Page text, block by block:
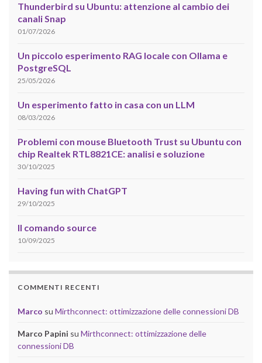
Thunderbird su Ubuntu: attenzione al cambio dei
canali Snap
01/07/2026
Un piccolo esperimento RAG locale con Ollama e
PostgreSQL
25/05/2026
Un esperimento fatto in casa con un LLM
08/03/2026
Problemi con mouse Bluetooth Trust su Ubuntu con
chip Realtek RTL8821CE: analisi e soluzione
30/10/2025
Having fun with ChatGPT
29/10/2025
Il comando source
10/09/2025
COMMENTI RECENTI
Marco su Mirthconnect: ottimizzazione delle connessioni DB
Marco Papini su Mirthconnect: ottimizzazione delle
connessioni DB